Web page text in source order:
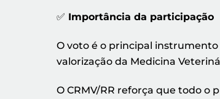
✅ Importância da participação
O voto é o principal
valorização da Medicina
O CRMV/RR reforça que todo o